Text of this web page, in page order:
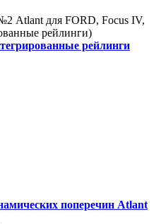
Atlant для FORD, Focus IV,
рейлинги)
рейлинги
поперечин Atlant